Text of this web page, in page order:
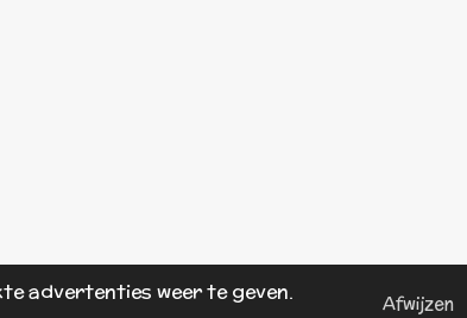
advertenties weer te geven.
Afwijzen
Powered by JouwWeb